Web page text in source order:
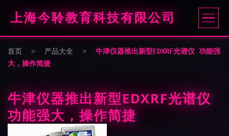
上海今聆教育科技有限公司
首页 > 产品大全 >
牛津仪器推出新型EDXRF光谱仪 功能强
大，操作简捷
牛津仪器推出新型EDXRF光谱仪
功能强大，操作简捷